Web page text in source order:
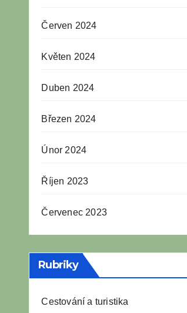
Červen 2024
Květen 2024
Duben 2024
Březen 2024
Únor 2024
Říjen 2023
Červenec 2023
Rubriky
Cestování a turistika